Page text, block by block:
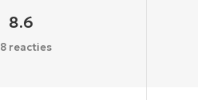
8.6
reacties